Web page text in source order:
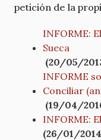
petición de la
INFORME:
Sueca
(20/05/
INFORME
Conciliar
(19/04/
INFORME:
(26/01/